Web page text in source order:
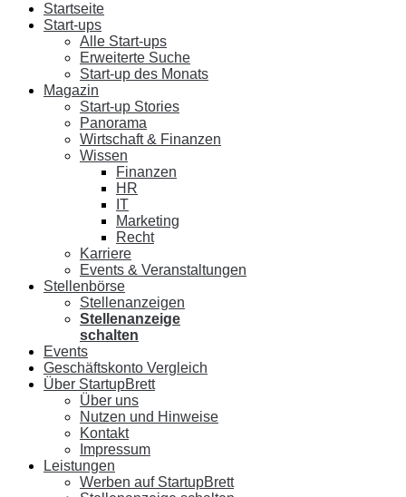
Startseite
Start-ups
Alle Start-ups
Erweiterte Suche
Start-up des Monats
Magazin
Start-up Stories
Panorama
Wirtschaft & Finanzen
Wissen
Finanzen
HR
IT
Marketing
Recht
Karriere
Events & Veranstaltungen
Stellenbörse
Stellenanzeigen
Stellenanzeige
schalten
Events
Geschäftskonto Vergleich
Über StartupBrett
Über uns
Nutzen und Hinweise
Kontakt
Impressum
Leistungen
Werben auf StartupBrett